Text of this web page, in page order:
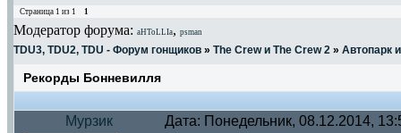
Страница 1 из 1 1
Модератор форума: aHToLLIa, psman
TDU3, TDU2, TDU - Форум гонщиков » The Crew и The Crew 2 » Автопарк
Рекорды Бонневилля
Мурзик Дата: Понедельник, 08.12.2014,